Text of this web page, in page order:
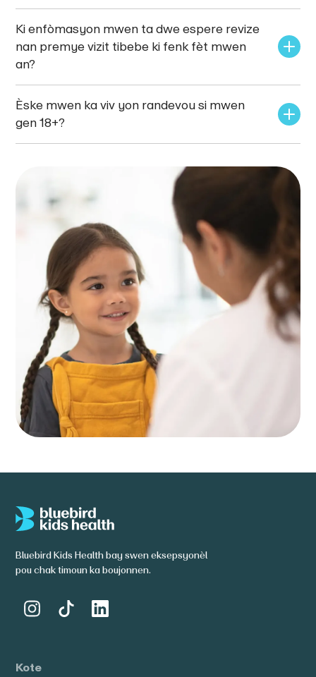
Ki enfòmasyon mwen ta dwe espere revize
nan premye vizit tibebe ki fenk fèt mwen
an?
Èske mwen ka viv yon randevou si mwen
gen 18+?
Bluebird Kids Health bay swen eksepsyonèl
pou chak timoun ka boujonnen.
Kote